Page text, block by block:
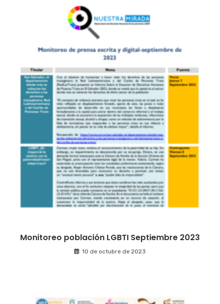
Monitoreo población LGBTI Septiembre 2023
10 de octubre de 2023